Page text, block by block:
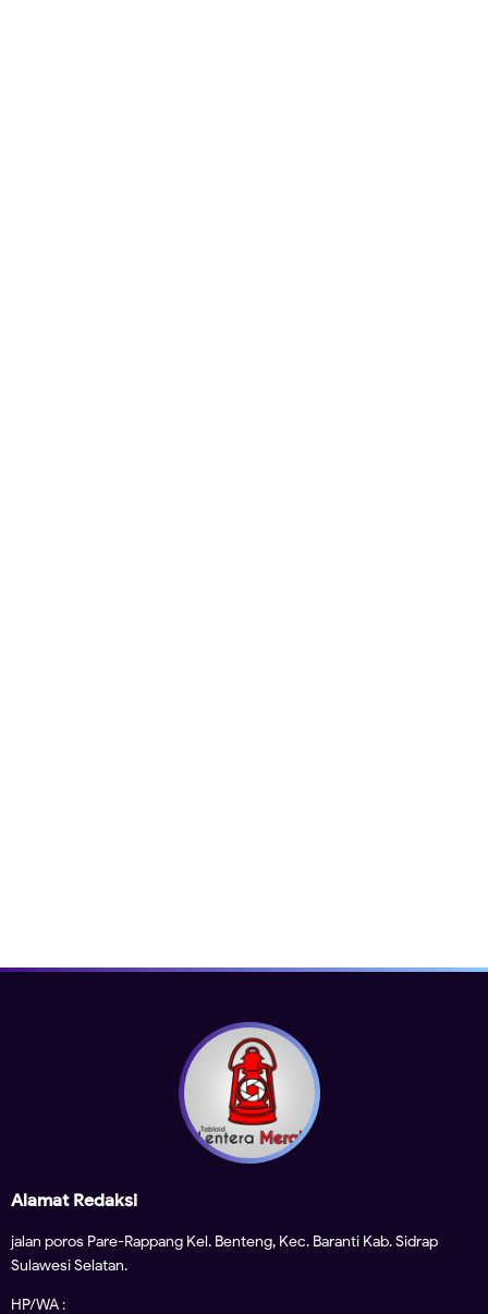
Alamat Redaksi
jalan poros Pare-Rappang Kel. Benteng, Kec. Baranti Kab. Sidrap
Sulawesi Selatan.
HP/WA :